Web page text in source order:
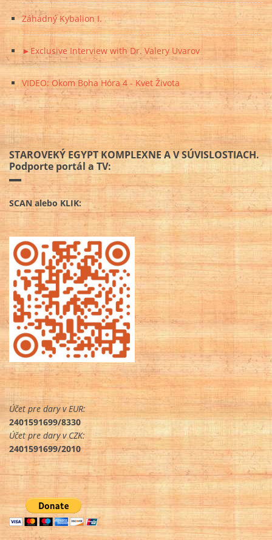
Záhadný Kybalion I.
►Exclusive Interview with Dr. Valery Uvarov
VIDEO: Okom Boha Hóra 4 - Kvet Života
STAROVEKÝ EGYPT KOMPLEXNE A V SÚVISLOSTIACH.
Podporte portál a TV:
SCAN alebo KLIK:
Účet pre dary v EUR:
2401591699/8330
Účet pre dary v CZK:
2401591699/2010